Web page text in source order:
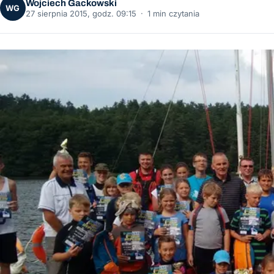
WG
Wojciech Gackowski
27 sierpnia 2015, godz. 09:15 · 1 min czytania